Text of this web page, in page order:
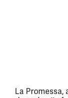
La Promessa,